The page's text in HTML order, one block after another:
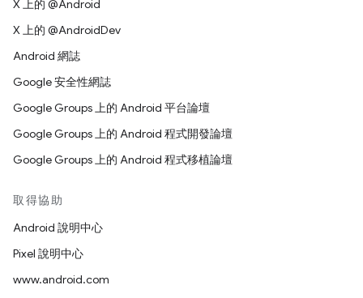
X 上的 @Android
X 上的 @AndroidDev
Android 網誌
Google 安全性網誌
Google Groups 上的 Android 平台論壇
Google Groups 上的 Android 程式開發論壇
Google Groups 上的 Android 程式移植論壇
取得協助
Android 說明中心
Pixel 說明中心
www.android.com